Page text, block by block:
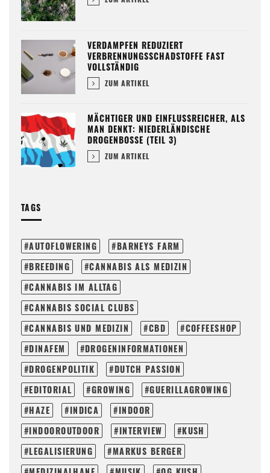
VERDAMPFEN REDUZIERT
VERBRENNUNGSSCHADSTOFFE FAST
VOLLSTÄNDIG
ZUM ARTIKEL
MÄCHTIGER UND EINFLUSSREICHER, ALS
MAN DENKT: NIEDERLÄNDISCHE
DROGENBOSSE (TEIL 3)
ZUM ARTIKEL
TAGS
AUTOFLOWERING
BARNEYS FARM
BREEDING
CANNABIS ALS MEDIZIN
CANNABIS IM ALLTAG
CANNABIS SOCIAL CLUBS
CANNABIS UND MEDIZIN
CBD
COFFEESHOP
DINAFEM
DROGENINFORMATIONEN
DROGENPOLITIK
DUTCH PASSION
EDITORIAL
GROWING
GUERILLAGROWING
HAZE
INDICA
INDOOR
INDOOROUTDOOR
INTERVIEW
KUSH
LEGALISIERUNG
MARKUS BERGER